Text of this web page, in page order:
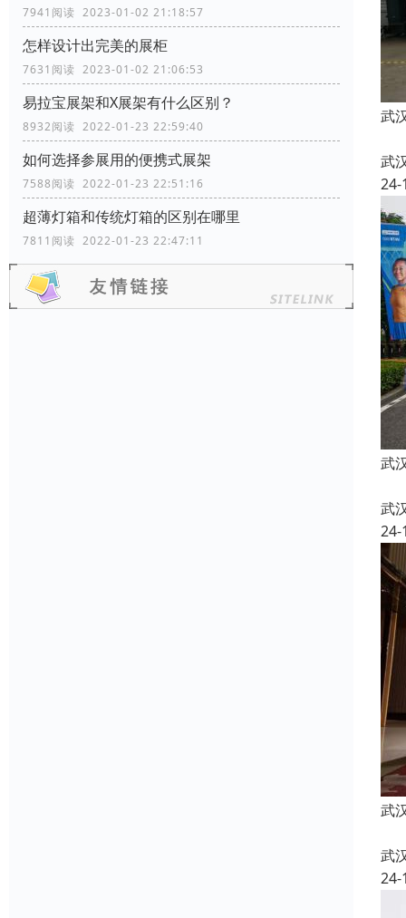
7941阅读 2023-01-02 21:18:57
怎样设计出完美的展柜
7631阅读 2023-01-02 21:06:53
易拉宝展架和X展架有什么区别？
8932阅读 2022-01-23 22:59:40
如何选择参展用的便携式展架
7588阅读 2022-01-23 22:51:16
超薄灯箱和传统灯箱的区别在哪里
7811阅读 2022-01-23 22:47:11
武
武
24-
武
武
24-
武
武
24-